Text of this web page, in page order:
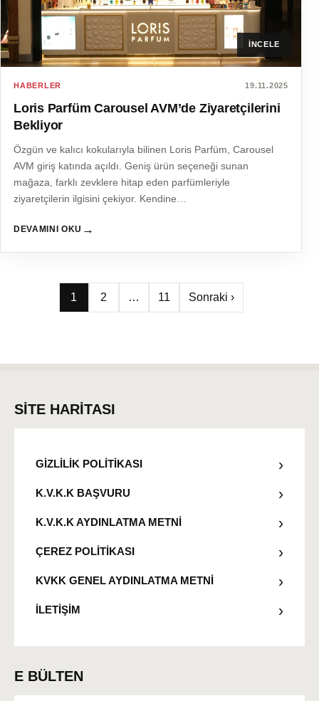
İNCELE
HABERLER 19.11.2025
Loris Parfüm Carousel AVM’de Ziyaretçilerini
Bekliyor
Özgün ve kalıcı kokularıyla bilinen Loris Parfüm, Carousel
AVM giriş katında açıldı. Geniş ürün seçeneği sunan
mağaza, farklı zevklere hitap eden parfümleriyle
ziyaretçilerin ilgisini çekiyor. Kendine…
DEVAMINI OKU →
1 2 … 11 Sonraki ›
SİTE HARİTASI
GİZLİLİK POLİTİKASI
K.V.K.K BAŞVURU
K.V.K.K AYDINLATMA METNİ
ÇEREZ POLİTİKASI
KVKK GENEL AYDINLATMA METNİ
İLETİŞİM
E BÜLTEN